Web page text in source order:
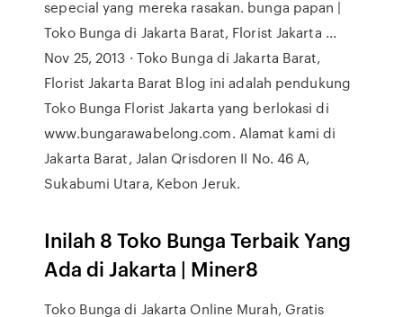
sepecial yang mereka rasakan. bunga papan |
Toko Bunga di Jakarta Barat, Florist Jakarta ...
Nov 25, 2013 · Toko Bunga di Jakarta Barat,
Florist Jakarta Barat Blog ini adalah pendukung
Toko Bunga Florist Jakarta yang berlokasi di
www.bungarawabelong.com. Alamat kami di
Jakarta Barat, Jalan Qrisdoren II No. 46 A,
Sukabumi Utara, Kebon Jeruk.
Inilah 8 Toko Bunga Terbaik Yang
Ada di Jakarta | Miner8
Toko Bunga di Jakarta Online Murah, Gratis